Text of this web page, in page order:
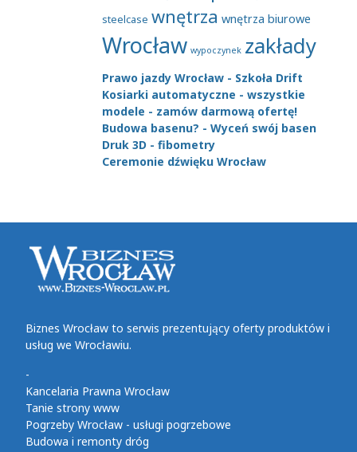
steelcase wnętrza wnętrza biurowe
Wrocław wypoczynek zakłady
Prawo jazdy Wrocław - Szkoła Drift
Kosiarki automatyczne - wszystkie
modele - zamów darmową ofertę!
Budowa basenu? - Wyceń swój basen
Druk 3D - fibometry
Ceremonie dźwięku Wrocław
Biznes Wrocław to serwis prezentujący oferty produktów i
usług we Wrocławiu.
-
Kancelaria Prawna Wrocław
Tanie strony www
Pogrzeby Wrocław - usługi pogrzebowe
Budowa i remonty dróg